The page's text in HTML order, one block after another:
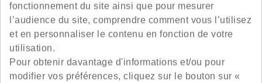
fonctionnement du site ainsi que pour mesurer
l’audience du site, comprendre comment vous l’utilisez
et en personnaliser le contenu en fonction de votre
utilisation.
Pour obtenir davantage d'informations et/ou pour
modifier vos préférences, cliquez sur le bouton sur «